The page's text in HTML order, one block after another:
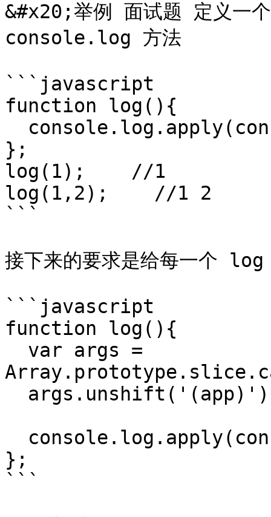
&#x20;举例 面试题 定义一
console.log 方法
```javascript
function log(){
};
log(1);    //1
log(1,2);    //1 2
```
接下来的要求是给每一个
```javascript
function log(){
};
```